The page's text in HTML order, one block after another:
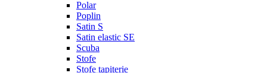
Polar
Poplin
Satin S
Satin elastic SE
Scuba
Stofe
Stofe tapiterie